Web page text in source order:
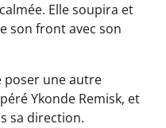
Elle soupira et
son front avec son
poser une autre
Ykonde Remisk, et
sa direction.